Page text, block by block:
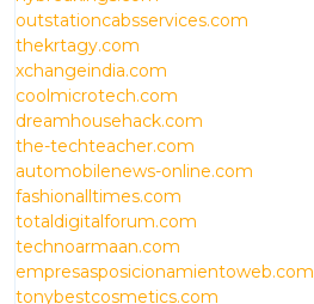
outstationcabsservices.com
thekrtagy.com
xchangeindia.com
coolmicrotech.com
dreamhousehack.com
the-techteacher.com
automobilenews-online.com
fashionalltimes.com
totaldigitalforum.com
technoarmaan.com
empresasposicionamientoweb.com
tonybestcosmetics.com